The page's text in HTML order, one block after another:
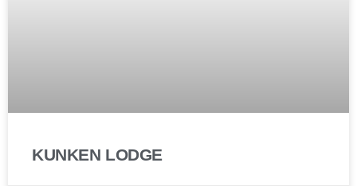
KUNKEN LODGE